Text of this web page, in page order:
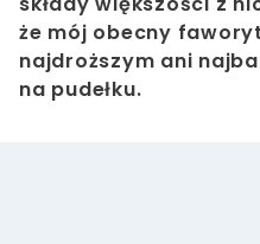
że mój obecny
najdroższym ani
na pudełku.